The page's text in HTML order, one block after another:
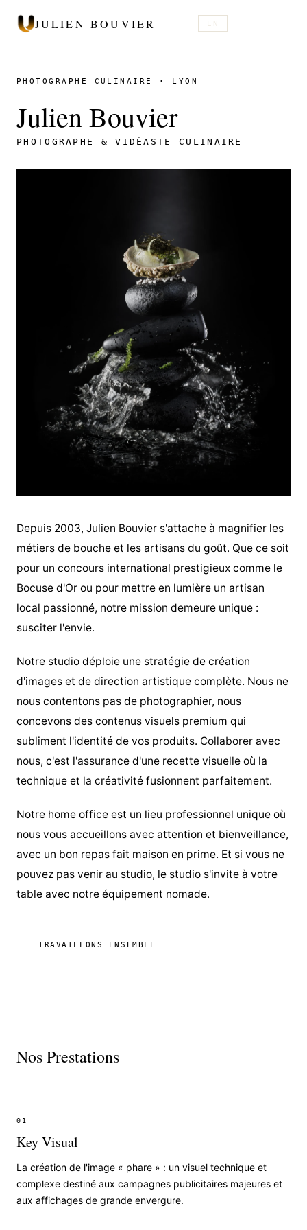
JULIEN BOUVIER EN
PHOTOGRAPHE CULINAIRE · LYON
Julien Bouvier
PHOTOGRAPHE & VIDÉASTE CULINAIRE
Depuis 2003, Julien Bouvier s'attache à magnifier les
métiers de bouche et les artisans du goût. Que ce soit
pour un concours international prestigieux comme le
Bocuse d'Or ou pour mettre en lumière un artisan
local passionné, notre mission demeure unique :
susciter l'envie.
Notre studio déploie une stratégie de création
d'images et de direction artistique complète. Nous ne
nous contentons pas de photographier, nous
concevons des contenus visuels premium qui
subliment l'identité de vos produits. Collaborer avec
nous, c'est l'assurance d'une recette visuelle où la
technique et la créativité fusionnent parfaitement.
Notre home office est un lieu professionnel unique où
nous vous accueillons avec attention et bienveillance,
avec un bon repas fait maison en prime. Et si vous ne
pouvez pas venir au studio, le studio s'invite à votre
table avec notre équipement nomade.
TRAVAILLONS ENSEMBLE
Nos Prestations
01
Key Visual
La création de l'image « phare » : un visuel technique et
complexe destiné aux campagnes publicitaires majeures et
aux affichages de grande envergure.